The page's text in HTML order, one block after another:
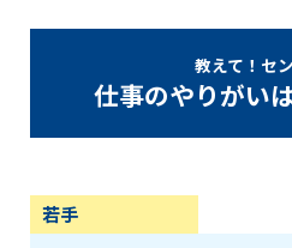
教えて！セ
仕事のやりがい
若手